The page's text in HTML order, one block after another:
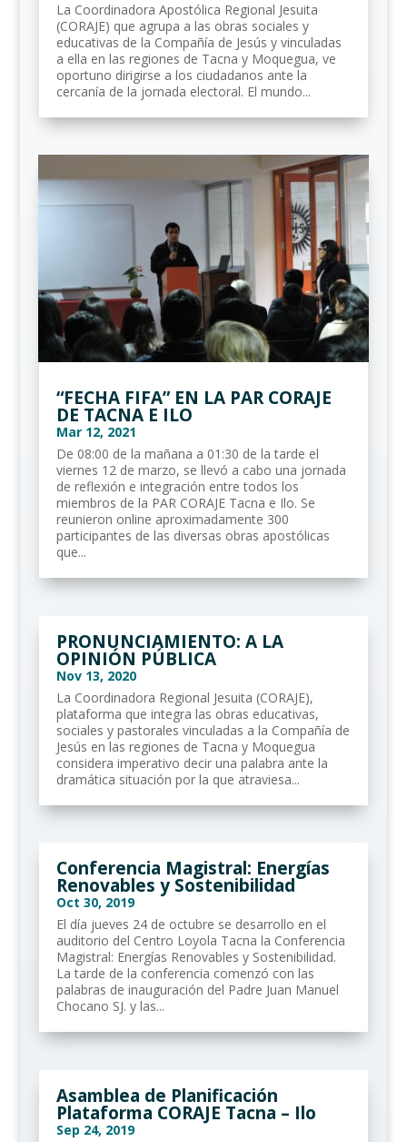
La Coordinadora Apostólica Regional Jesuita
(CORAJE) que agrupa a las obras sociales y
educativas de la Compañía de Jesús y vinculadas
a ella en las regiones de Tacna y Moquegua, ve
oportuno dirigirse a los ciudadanos ante la
cercanía de la jornada electoral. El mundo...
“FECHA FIFA” EN LA PAR CORAJE
DE TACNA E ILO
Mar 12, 2021
De 08:00 de la mañana a 01:30 de la tarde el
viernes 12 de marzo, se llevó a cabo una jornada
de reflexión e integración entre todos los
miembros de la PAR CORAJE Tacna e Ilo. Se
reunieron online aproximadamente 300
participantes de las diversas obras apostólicas
que...
PRONUNCIAMIENTO: A LA
OPINIÓN PÚBLICA
Nov 13, 2020
La Coordinadora Regional Jesuita (CORAJE),
plataforma que integra las obras educativas,
sociales y pastorales vinculadas a la Compañía de
Jesús en las regiones de Tacna y Moquegua
considera imperativo decir una palabra ante la
dramática situación por la que atraviesa...
Conferencia Magistral: Energías
Renovables y Sostenibilidad
Oct 30, 2019
El día jueves 24 de octubre se desarrollo en el
auditorio del Centro Loyola Tacna la Conferencia
Magistral: Energías Renovables y Sostenibilidad.
La tarde de la conferencia comenzó con las
palabras de inauguración del Padre Juan Manuel
Chocano SJ. y las...
Asamblea de Planificación
Plataforma CORAJE Tacna – Ilo
Sep 24, 2019